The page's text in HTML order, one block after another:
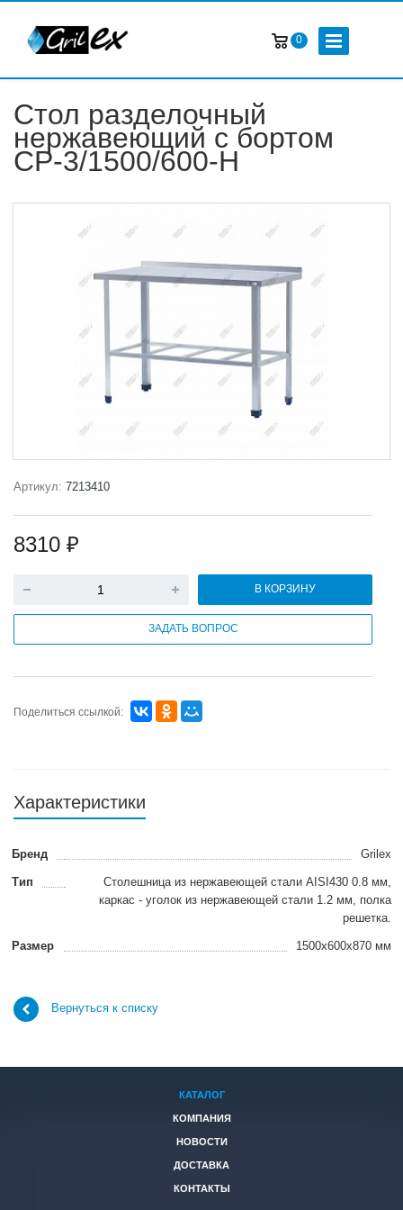
0
Стол разделочный
нержавеющий с бортом
СР-3/1500/600-Н
Артикул: 7213410
8310 ₽
В КОРЗИНУ
ЗАДАТЬ ВОПРОС
Поделиться ссылкой:
Характеристики
Бренд Grilex
Тип
Столешница из нержавеющей стали AISI430 0.8 мм,
каркас - уголок из нержавеющей стали 1.2 мм, полка
решетка.
Размер 1500x600x870 мм
Вернуться к списку
КАТАЛОГ
КОМПАНИЯ
НОВОСТИ
ДОСТАВКА
КОНТАКТЫ